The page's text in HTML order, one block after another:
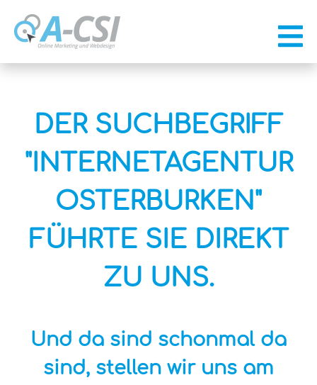
DER SUCHBEGRIFF
"INTERNETAGENTUR
OSTERBURKEN"
FÜHRTE SIE DIREKT
ZU UNS.
Und da sind schonmal da
sind, stellen wir uns am